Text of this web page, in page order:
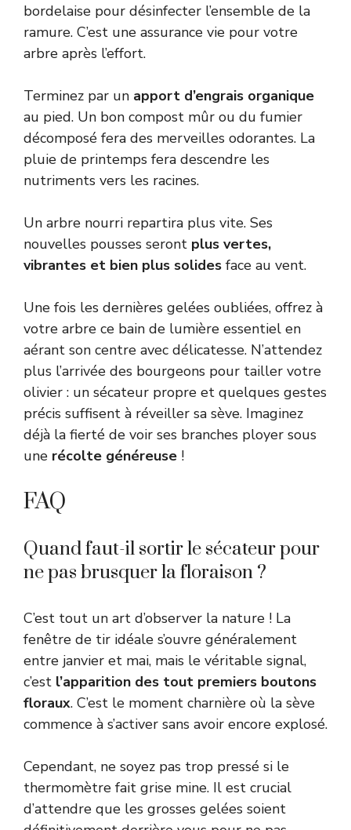
bordelaise pour désinfecter l’ensemble de la
ramure. C’est une assurance vie pour votre
arbre après l’effort.
Terminez par un apport d’engrais organique
au pied. Un bon compost mûr ou du fumier
décomposé fera des merveilles odorantes. La
pluie de printemps fera descendre les
nutriments vers les racines.
Un arbre nourri repartira plus vite. Ses
nouvelles pousses seront plus vertes,
vibrantes et bien plus solides face au vent.
Une fois les dernières gelées oubliées, offrez à
votre arbre ce bain de lumière essentiel en
aérant son centre avec délicatesse. N’attendez
plus l’arrivée des bourgeons pour tailler votre
olivier : un sécateur propre et quelques gestes
précis suffisent à réveiller sa sève. Imaginez
déjà la fierté de voir ses branches ployer sous
une récolte généreuse !
FAQ
Quand faut-il sortir le sécateur pour
ne pas brusquer la floraison ?
C’est tout un art d’observer la nature ! La
fenêtre de tir idéale s’ouvre généralement
entre janvier et mai, mais le véritable signal,
c’est l’apparition des tout premiers boutons
floraux. C’est le moment charnière où la sève
commence à s’activer sans avoir encore explosé.
Cependant, ne soyez pas trop pressé si le
thermomètre fait grise mine. Il est crucial
d’attendre que les grosses gelées soient